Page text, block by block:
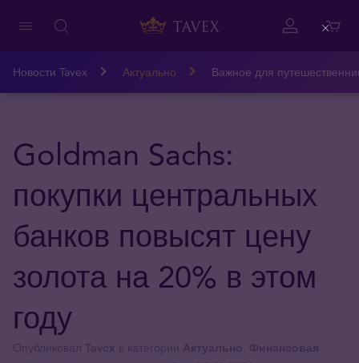
Новости Tavex Актуально Важное для
Goldman Sachs:
покупки центральных
банков повысят цену
золота на 20% в этом
году
Close